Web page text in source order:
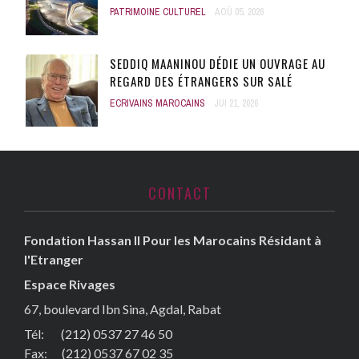
PATRIMOINE CULTUREL AOÛ 05, 2026
SEDDIQ MAANINOU DÉDIE UN OUVRAGE AU
REGARD DES ÉTRANGERS SUR SALÉ
ECRIVAINS MAROCAINS JUI 21, 2026
CONTACT
Fondation Hassan II Pour les Marocains Résidant à
l'Etranger
Espace Rivages
67, boulevard Ibn Sina, Agdal, Rabat
Tél: (212) 0537 27 46 50
Fax: (212) 0537 67 02 35